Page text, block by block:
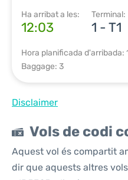
Ha arribat a les:
12:03
Terminal:
1 - T1
Hora planificada d'arribada:
Baggage: 3
Disclaimer
Vols de codi
Aquest vol és compartit
dir que aquests altres